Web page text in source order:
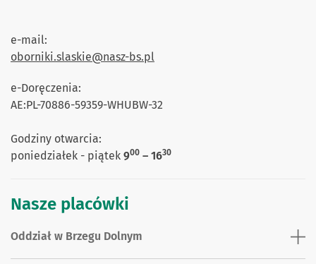
e-mail:
oborniki.slaskie@nasz-bs.pl
e-Doręczenia:
AE:PL-70886-59359-WHUBW-32
Godziny otwarcia:
poniedziałek - piątek 900 – 1630
Nasze placówki
Oddział w Brzegu Dolnym